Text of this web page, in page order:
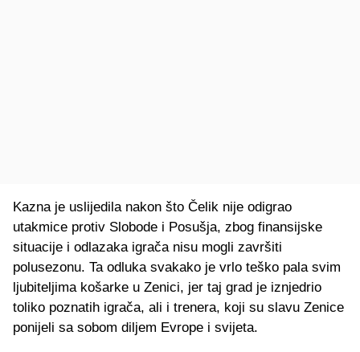
Kazna je uslijedila nakon što Čelik nije odigrao
utakmice protiv Slobode i Posušja, zbog finansijske
situacije i odlazaka igrača nisu mogli završiti
polusezonu. Ta odluka svakako je vrlo teško pala svim
ljubiteljima košarke u Zenici, jer taj grad je iznjedrio
toliko poznatih igrača, ali i trenera, koji su slavu Zenice
ponijeli sa sobom diljem Evrope i svijeta.